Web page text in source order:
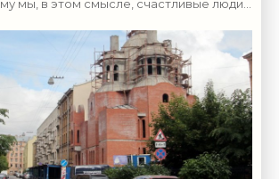
мы, в этом смысле, счастливые люди.